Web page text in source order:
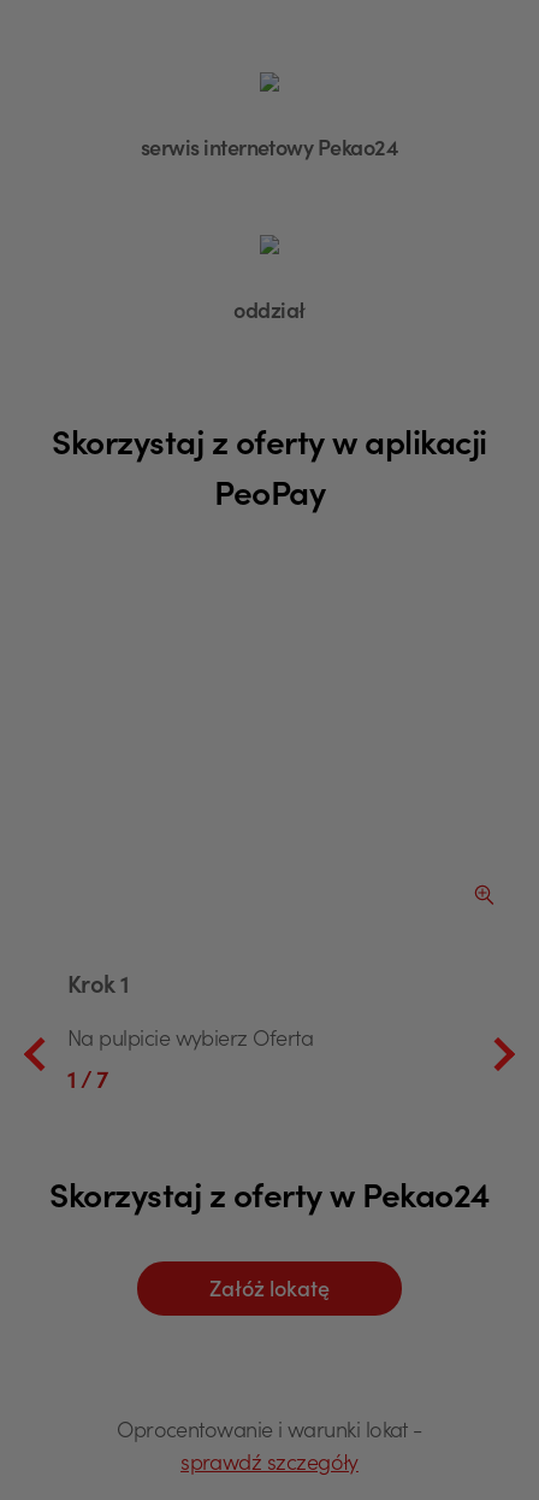
serwis internetowy Pekao24
oddział
Skorzystaj z oferty w aplikacji
PeoPay
Krok 1
Na pulpicie wybierz Oferta
1 / 7
Skorzystaj z oferty w Pekao24
Załóż lokatę
Oprocentowanie i warunki lokat -
sprawdź szczegóły